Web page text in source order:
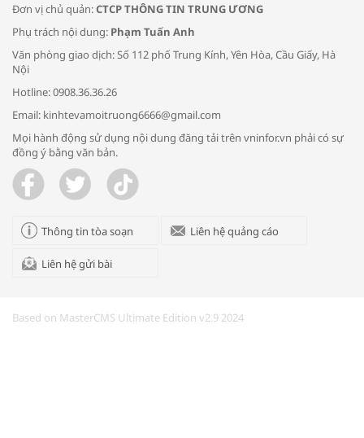
Bác sĩ tư vấn cách phòng tránh bệnh
đường hô hấp trong thời tiết giao mùa
Trao yêu thương cho em
Đơn vị chủ quản:CTCP THÔNG TIN TRUNG ƯƠNG
Phụ trách nội dung: Phạm Tuấn Anh
Văn phòng giao dịch: Số 112 phố Trung Kính, Yên Hòa, Cầu Giấy, Hà
Nội
Hotline: 0908.36.36.26
Email: kinhtevamoitruong6666@gmail.com
Mọi hành động sử dụng nội dung đăng tải trên vninfor.vn phải có sự
đồng ý bằng văn bản.
Thông tin tòa soạn Liên hệ quảng cáo
Liên hệ gửi bài
Based on MasterCMS Ultimate Edition v2.9 2024